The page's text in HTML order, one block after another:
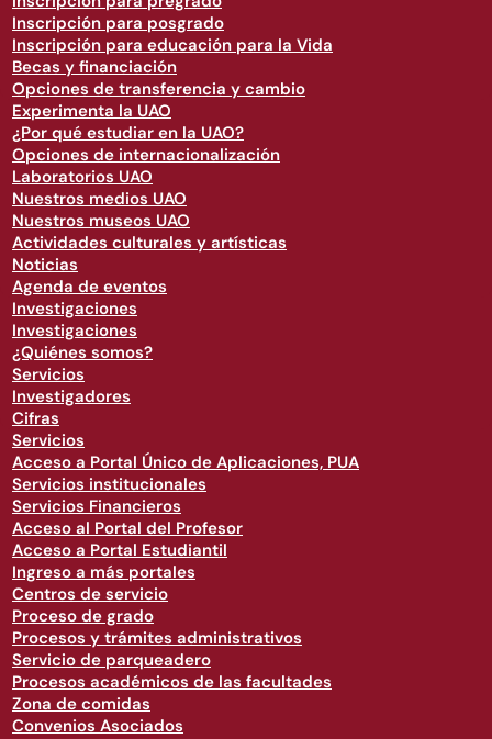
Inscripción para posgrado
Inscripción para educación para la Vida
Becas y financiación
Opciones de transferencia y cambio
Experimenta la UAO
¿Por qué estudiar en la UAO?
Opciones de internacionalización
Laboratorios UAO
Nuestros medios UAO
Nuestros museos UAO
Actividades culturales y artísticas
Noticias
Agenda de eventos
Investigaciones
Investigaciones
¿Quiénes somos?
Servicios
Investigadores
Cifras
Servicios
Acceso a Portal Único de Aplicaciones, PUA
Servicios institucionales
Servicios Financieros
Acceso al Portal del Profesor
Acceso a Portal Estudiantil
Ingreso a más portales
Centros de servicio
Proceso de grado
Procesos y trámites administrativos
Servicio de parqueadero
Procesos académicos de las facultades
Zona de comidas
Convenios Asociados